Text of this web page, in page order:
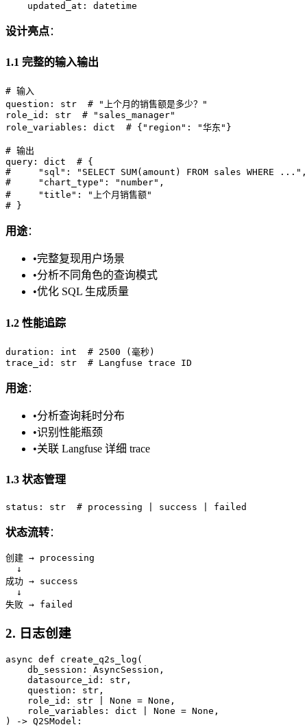
设计亮点：
1.1 完整的输入输出
# 输入
question: str  # "上个月的销售额是多少？"
role_id: str  # "sales_manager"
role_variables: dict  # {"region": "华东"}
# 输出
query: dict  # {
#     "sql": "SELECT SUM(amount) FROM sales WHERE ...",
#     "chart_type": "number",
#     "title": "上个月销售额"
用途：
•完整复现用户场景
•分析不同角色的查询模式
•优化 SQL 生成质量
1.2 性能追踪
duration: int  # 2500 (毫秒)
用途：
•分析查询耗时分布
•识别性能瓶颈
•关联 Langfuse 详细 trace
1.3 状态管理
状态流转：
创建 → processing
  ↓
成功 → success
  ↓
2. 日志创建
async def create_q2s_log(
    db_session: AsyncSession,
    datasource_id: str,
    question: str,
    role_id: str | None = None,
    role_variables: dict | None = None,
) -> Q2SModel: